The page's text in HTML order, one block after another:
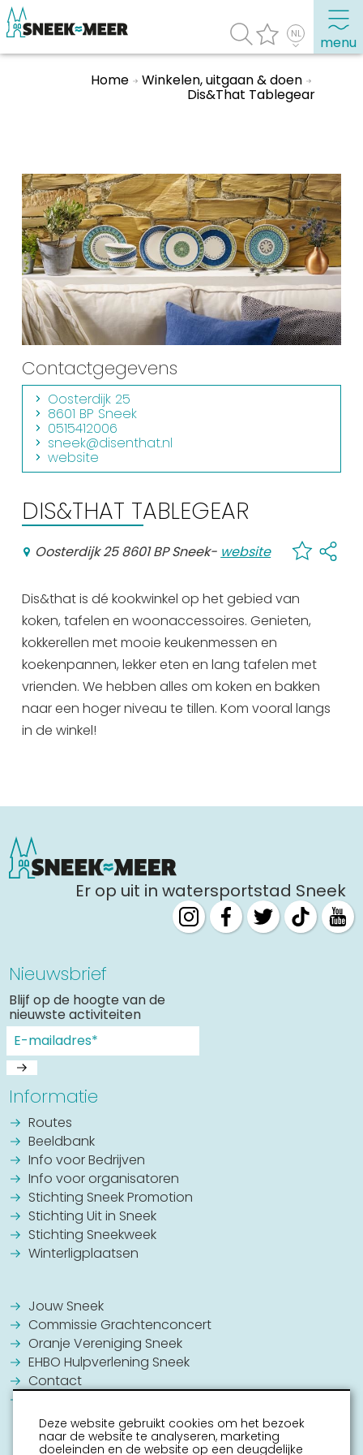
menu
Toeristische informatie
Bezienswaardigheden
Winkelen, uitgaan en doen
Eten, drinken & uitgaan
Watersport
Overnachten
Winkelen
En meer
Arrangementen
Jouw Sneek
Other languages
UITagenda
Routes
Veel bezochte pagina's:
Vakantie vieren in Sneek
De leukste routes
Interactieve plattegrond van Sneek
Winkelen in Sneek
Home Winkelen, uitgaan & doen
Dis&That Tablegear
Contactgegevens
Oosterdijk 25
8601 BP Sneek
0515412006
sneek@disenthat.nl
website
DIS&THAT TABLEGEAR
Oosterdijk 25 8601 BP Sneek- website
Dis&that is dé kookwinkel op het gebied van
koken, tafelen en woonaccessoires. Genieten,
kokkerellen met mooie keukenmessen en
koekenpannen, lekker eten en lang tafelen met
vrienden. We hebben alles om koken en bakken
naar een hoger niveau te tillen. Kom vooral langs
in de winkel!
Er op uit in watersportstad Sneek
Nieuwsbrief
Blijf op de hoogte van de
nieuwste activiteiten
Informatie
Routes
Beeldbank
Info voor Bedrijven
Info voor organisatoren
Stichting Sneek Promotion
Stichting Uit in Sneek
Stichting Sneekweek
Winterligplaatsen
Jouw Sneek
Commissie Grachtenconcert
Oranje Vereniging Sneek
EHBO Hulpverlening Sneek
Contact
Deze website gebruikt cookies om het bezoek
naar de website te analyseren, marketing
doeleinden en de website op een deugdelijke